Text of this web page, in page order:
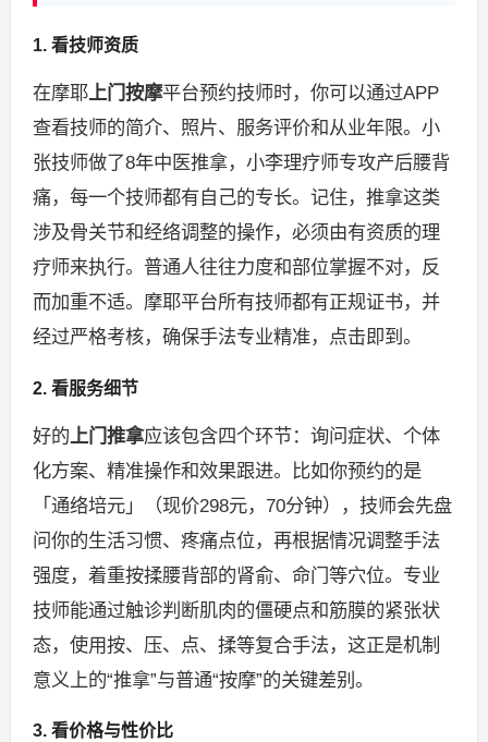
1. 看技师资质
在摩耶上门按摩平台预约技师时，你可以通过APP
查看技师的简介、照片、服务评价和从业年限。小
张技师做了8年中医推拿，小李理疗师专攻产后腰背
痛，每一个技师都有自己的专长。记住，推拿这类
涉及骨关节和经络调整的操作，必须由有资质的理
疗师来执行。普通人往往力度和部位掌握不对，反
而加重不适。摩耶平台所有技师都有正规证书，并
经过严格考核，确保手法专业精准，点击即到。
2. 看服务细节
好的 上门推拿应该包含四个环节：询问症状、个体
化方案、精准操作和效果跟进。比如你预约的是
「通络培元」（现价298元，70分钟），技师会先盘
问你的生活习惯、疼痛点位，再根据情况调整手法
强度，着重按揉腰背部的肾俞、命门等穴位。专业
技师能通过触诊判断肌肉的僵硬点和筋膜的紧张状
态，使用按、压、点、揉等复合手法，这正是机制
意义上的“推拿”与普通“按摩”的关键差别。
3. 看价格与性价比